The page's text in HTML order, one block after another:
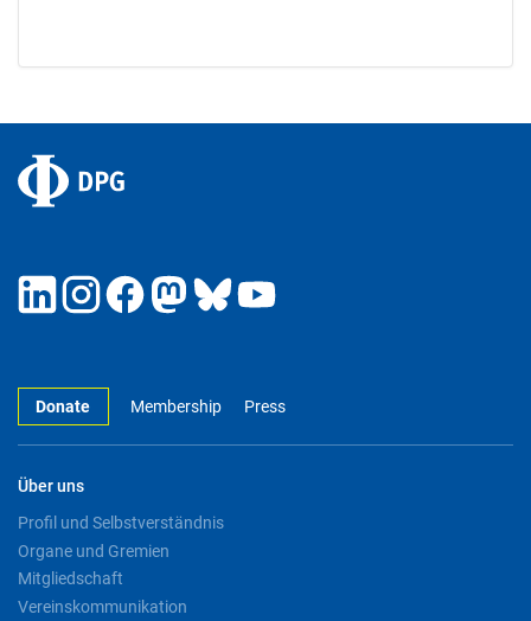
Donate Membership Press
Über uns
Profil und Selbstverständnis
Organe und Gremien
Mitgliedschaft
Vereinskommunikation